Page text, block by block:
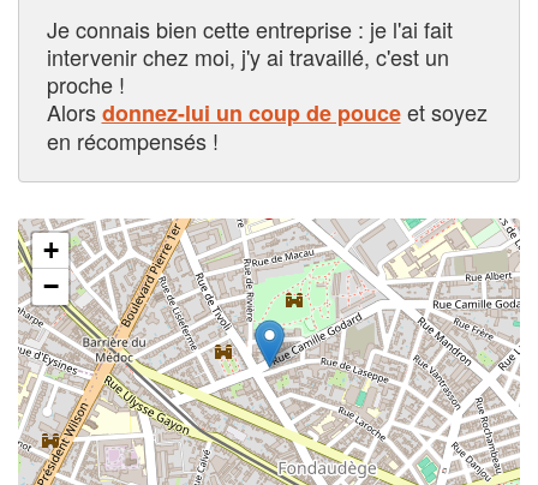
Je connais bien cette entreprise : je l'ai fait
intervenir chez moi, j'y ai travaillé, c'est un
proche !
Alorsdonnez-lui un coup de pouceet soyez
en récompensés !
+
−
✕
vos